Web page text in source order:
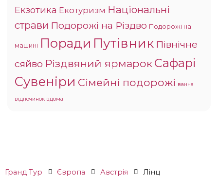
Екзотика Екотуризм Національні
страви Подорожі на Різдво Подорожі на
машині Поради Путівник Північне
сяйво Різдвяний ярмарокСафарі
Сувеніри Сімейні подорожі ванна
відпочинок вдома
Гранд Тур Європа Австрія Лінц